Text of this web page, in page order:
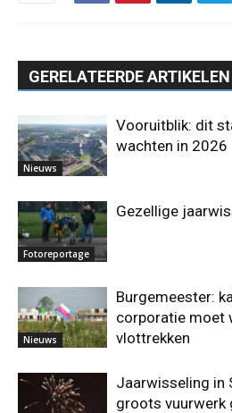
GERELATEERDE ARTIKELEN
Nieuws
Vooruitblik: dit
wachten in 2026
Fotoreportage
Gezellige
Nieuws
Burgemeester:
corporatie moet
vlottrekken
Jaarwisseling in
groots vuurwerk